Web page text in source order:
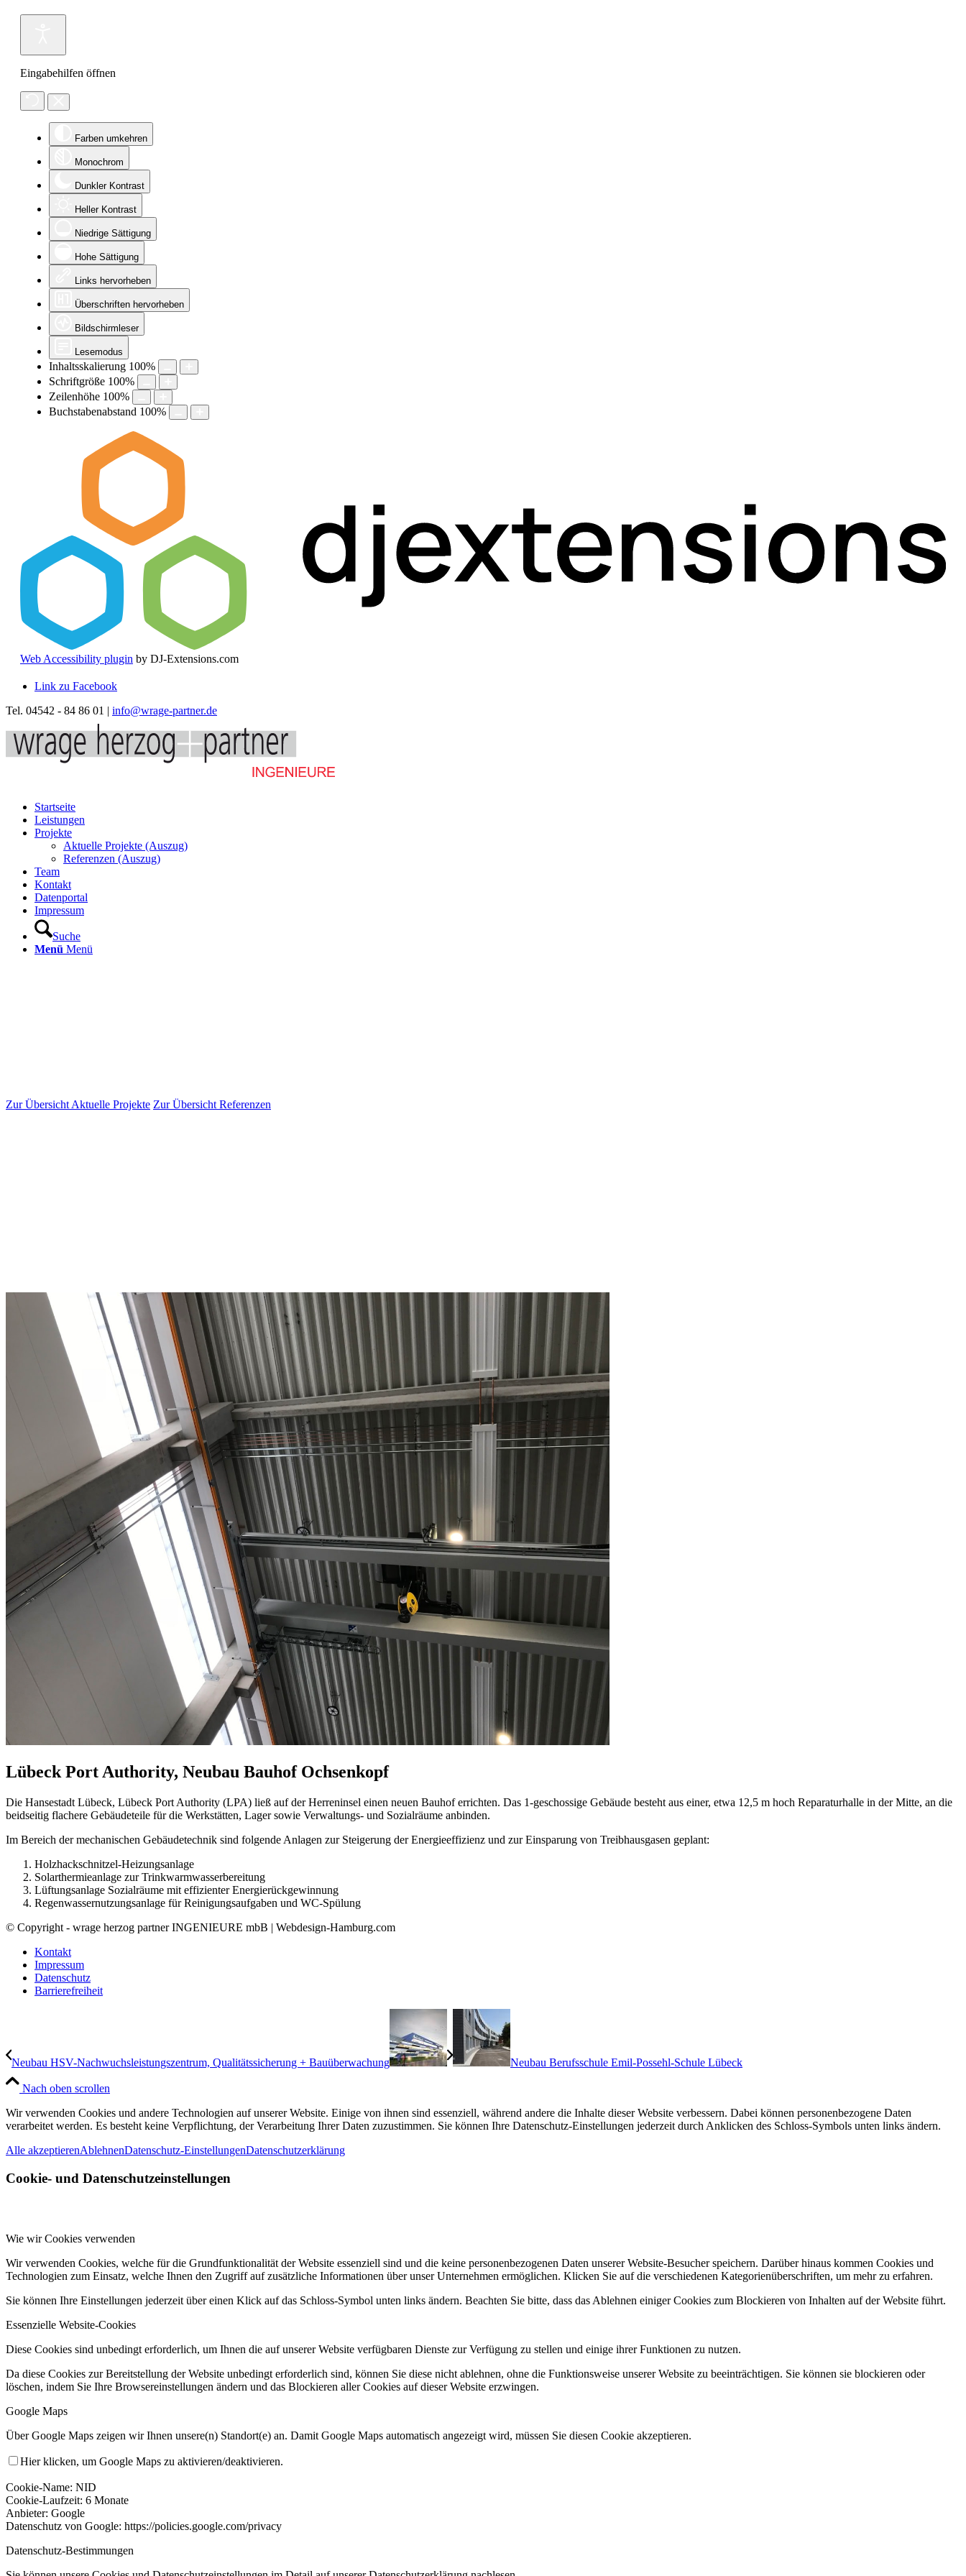
Eingabehilfen öffnen
Farben umkehren
Monochrom
Dunkler Kontrast
Heller Kontrast
Niedrige Sättigung
Hohe Sättigung
Links hervorheben
Überschriften hervorheben
Bildschirmleser
Lesemodus
Inhaltsskalierung 100%
Schriftgröße 100%
Zeilenhöhe 100%
Buchstabenabstand 100%
Web Accessibility plugin by DJ-Extensions.com
Link zu Facebook
Tel. 04542 - 84 86 01 | info@wrage-partner.de
Startseite
Leistungen
Projekte
Aktuelle Projekte (Auszug)
Referenzen (Auszug)
Team
Kontakt
Datenportal
Impressum
Suche
Menü Menü
Zur Übersicht Aktuelle Projekte Zur Übersicht Referenzen
Lübeck Port Authority, Neubau Bauhof Ochsenkopf
Die Hansestadt Lübeck, Lübeck Port Authority (LPA) ließ auf der Herreninsel einen neuen Bauhof errichten. Das 1-geschossige Gebäude besteht aus einer, etwa 12,5 m hoch Reparaturhalle in der Mitte, an die
beidseitig flachere Gebäudeteile für die Werkstätten, Lager sowie Verwaltungs- und Sozialräume anbinden.
Im Bereich der mechanischen Gebäudetechnik sind folgende Anlagen zur Steigerung der Energieeffizienz und zur Einsparung von Treibhausgasen geplant:
Holzhackschnitzel-Heizungsanlage
Solarthermieanlage zur Trinkwarmwasserbereitung
Lüftungsanlage Sozialräume mit effizienter Energierückgewinnung
Regenwassernutzungsanlage für Reinigungsaufgaben und WC-Spülung
© Copyright - wrage herzog partner INGENIEURE mbB | Webdesign-Hamburg.com
Kontakt
Impressum
Datenschutz
Barrierefreiheit
Neubau HSV-Nachwuchsleistungszentrum, Qualitätssicherung + Bauüberwachung Neubau Berufsschule Emil-Possehl-Schule Lübeck
Nach oben scrollen
Wir verwenden Cookies und andere Technologien auf unserer Website. Einige von ihnen sind essenziell, während andere die Inhalte dieser Website verbessern. Dabei können personenbezogene Daten
verarbeitet werden. Es besteht keine Verpflichtung, der Verarbeitung Ihrer Daten zuzustimmen. Sie können Ihre Datenschutz-Einstellungen jederzeit durch Anklicken des Schloss-Symbols unten links ändern.
Alle akzeptierenAblehnenDatenschutz-EinstellungenDatenschutzerklärung
Cookie- und Datenschutzeinstellungen
Wie wir Cookies verwenden
Wir verwenden Cookies, welche für die Grundfunktionalität der Website essenziell sind und die keine personenbezogenen Daten unserer Website-Besucher speichern. Darüber hinaus kommen Cookies und
Technologien zum Einsatz, welche Ihnen den Zugriff auf zusätzliche Informationen über unser Unternehmen ermöglichen. Klicken Sie auf die verschiedenen Kategorienüberschriften, um mehr zu erfahren.
Sie können Ihre Einstellungen jederzeit über einen Klick auf das Schloss-Symbol unten links ändern. Beachten Sie bitte, dass das Ablehnen einiger Cookies zum Blockieren von Inhalten auf der Website führt.
Essenzielle Website-Cookies
Diese Cookies sind unbedingt erforderlich, um Ihnen die auf unserer Website verfügbaren Dienste zur Verfügung zu stellen und einige ihrer Funktionen zu nutzen.
Da diese Cookies zur Bereitstellung der Website unbedingt erforderlich sind, können Sie diese nicht ablehnen, ohne die Funktionsweise unserer Website zu beeinträchtigen. Sie können sie blockieren oder
löschen, indem Sie Ihre Browsereinstellungen ändern und das Blockieren aller Cookies auf dieser Website erzwingen.
Google Maps
Über Google Maps zeigen wir Ihnen unsere(n) Standort(e) an. Damit Google Maps automatisch angezeigt wird, müssen Sie diesen Cookie akzeptieren.
Hier klicken, um Google Maps zu aktivieren/deaktivieren.
Cookie-Name: NID
Cookie-Laufzeit: 6 Monate
Anbieter: Google
Datenschutz von Google: https://policies.google.com/privacy
Datenschutz-Bestimmungen